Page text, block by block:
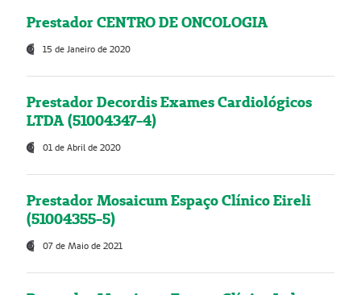
Prestador CENTRO DE ONCOLOGIA
15 de Janeiro de 2020
Prestador Decordis Exames Cardiológicos
LTDA (51004347-4)
01 de Abril de 2020
Prestador Mosaicum Espaço Clínico Eireli
(51004355-5)
07 de Maio de 2021